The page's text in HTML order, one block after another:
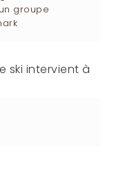
groupe
ski intervient à